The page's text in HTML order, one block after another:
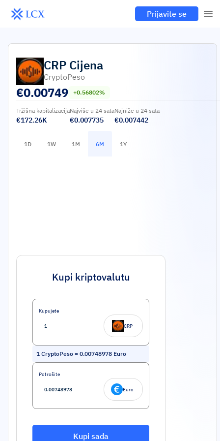
Prijavite se
CRP Cijena
CryptoPeso
€0.00749 +0.56802%
Tržišna kapitalizacija
€172.26K
Najviše u 24 sata
€0.007735
Najniže u 24 sata
€0.007442
1D 1W 1M 6M 1Y
Kupi kriptovalutu
Kupujete
CRP
1 CryptoPeso = 0.00748978 Euro
Potrošite
Euro
Kupi sada